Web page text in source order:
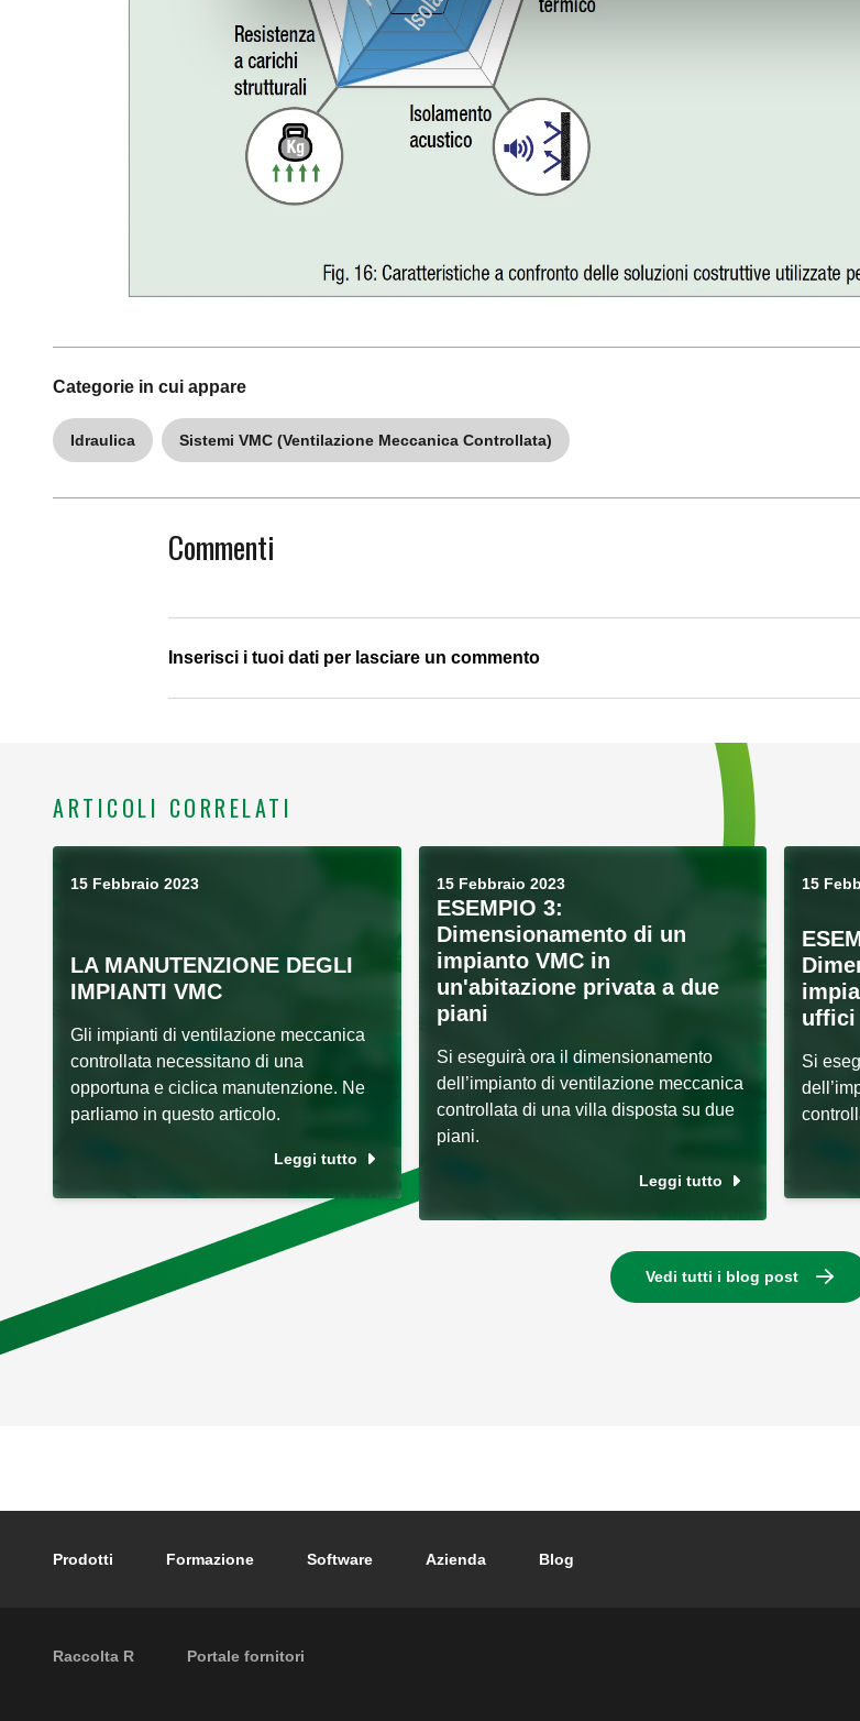
Categorie in cui appare
Idraulica Sistemi VMC (Ventilazione Meccanica Controllata)
Commenti
Inserisci i tuoi dati per lasciare un commento
ARTICOLI CORRELATI
15 Febbraio 2023
LA MANUTENZIONE DEGLI
IMPIANTI VMC
Gli impianti di ventilazione meccanica
controllata necessitano di una
opportuna e ciclica manutenzione. Ne
parliamo in questo articolo.
Leggi tutto
15 Febbraio 2023
ESEMPIO 3:
Dimensionamento di un
impianto VMC in
un'abitazione privata a due
piani
Si eseguirà ora il dimensionamento
dell’impianto di ventilazione meccanica
controllata di una villa disposta su due
piani.
Leggi tutto
15
uffici
Si
Vedi tutti i blog post
Footer main navigation
Prodotti Formazione Software Azienda Blog
External links
Raccolta R Portale fornitori